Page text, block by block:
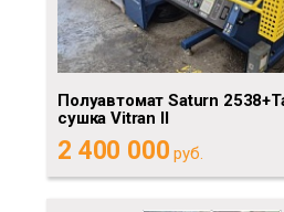
Полуавтомат Saturn
сушка Vitran II
2 400 000 руб.